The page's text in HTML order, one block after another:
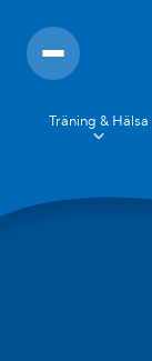
Träning & Hälsa